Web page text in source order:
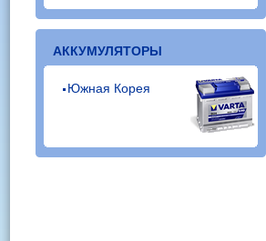
АККУМУЛЯТОРЫ
Южная Корея